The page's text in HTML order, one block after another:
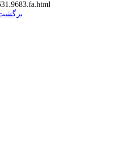
khu.ac.ir/find-18.7631.9683.fa.html